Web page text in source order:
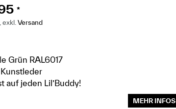
*
exkl.Versand
Grün RAL6017
auf jeden Lil’Buddy!
MEHR INFOS